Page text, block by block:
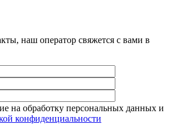
наш оператор свяжется с вами в
на обработку персональных данных и
конфиденциальности